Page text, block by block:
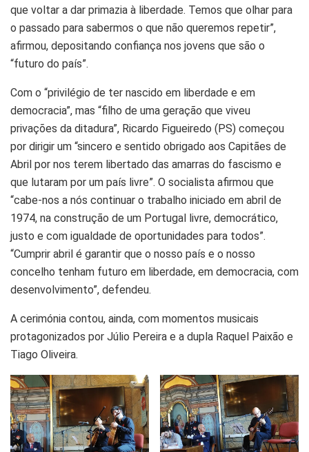
que voltar a dar primazia à liberdade. Temos que olhar para
o passado para sabermos o que não queremos repetir”,
afirmou, depositando confiança nos jovens que são o
“futuro do país”.
Com o “privilégio de ter nascido em liberdade e em
democracia”, mas “filho de uma geração que viveu
privações da ditadura”, Ricardo Figueiredo (PS) começou
por dirigir um “sincero e sentido obrigado aos Capitães de
Abril por nos terem libertado das amarras do fascismo e
que lutaram por um país livre”. O socialista afirmou que
“cabe-nos a nós continuar o trabalho iniciado em abril de
1974, na construção de um Portugal livre, democrático,
justo e com igualdade de oportunidades para todos”.
“Cumprir abril é garantir que o nosso país e o nosso
concelho tenham futuro em liberdade, em democracia, com
desenvolvimento”, defendeu.
A cerimónia contou, ainda, com momentos musicais
protagonizados por Júlio Pereira e a dupla Raquel Paixão e
Tiago Oliveira.